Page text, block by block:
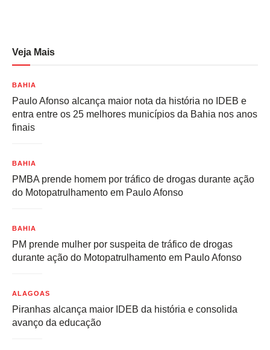
Veja Mais
BAHIA
Paulo Afonso alcança maior nota da história no IDEB e
entra entre os 25 melhores municípios da Bahia nos anos
finais
BAHIA
PMBA prende homem por tráfico de drogas durante ação
do Motopatrulhamento em Paulo Afonso
BAHIA
PM prende mulher por suspeita de tráfico de drogas
durante ação do Motopatrulhamento em Paulo Afonso
ALAGOAS
Piranhas alcança maior IDEB da história e consolida
avanço da educação